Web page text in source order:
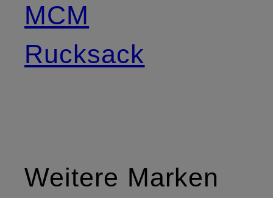
MCM
Rucksack
Weitere Marken